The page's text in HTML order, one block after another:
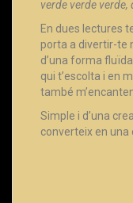
verde verde verde,
En dues lectures
porta a divertir-te
d’una forma
qui t’escolta i en
també
Simple i d’una
converteix en